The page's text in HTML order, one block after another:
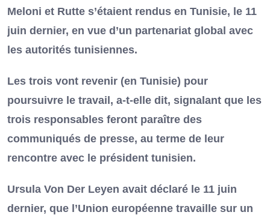
Meloni et Rutte s’étaient rendus en Tunisie, le 11
juin dernier, en vue d’un partenariat global avec
les autorités tunisiennes.
Les trois vont revenir (en Tunisie) pour
poursuivre le travail, a-t-elle dit, signalant que les
trois responsables feront paraître des
communiqués de presse, au terme de leur
rencontre avec le président tunisien.
Ursula Von Der Leyen avait déclaré le 11 juin
dernier, que l’Union européenne travaille sur un